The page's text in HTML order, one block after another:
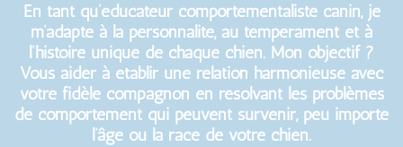
En tant qu’éducateur comportementaliste canin, je
m’adapte à la personnalité, au tempérament et à
l’histoire unique de chaque chien. Mon objectif ?
Vous aider à établir une relation harmonieuse avec
votre fidèle compagnon en résolvant les problèmes
de comportement qui peuvent survenir, peu importe
l’âge ou la race de votre chien.